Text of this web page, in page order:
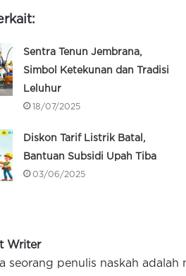
Sentra Tenun Jembrana,
Simbol Ketekunan dan Tradisi
Leluhur
18/07/2025
Diskon Tarif Listrik Batal,
Bantuan Subsidi Upah Tiba
03/06/2025
Writer
seorang penulis naskah